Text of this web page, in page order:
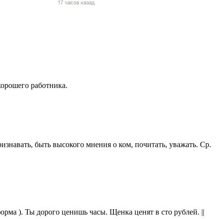
женщин и
страны),
работника.
быть высокого мнения о ком, почитать, уважать. Ср.
). Ты дорого ценишь часы. Щенка ценят в сто рублей. ||